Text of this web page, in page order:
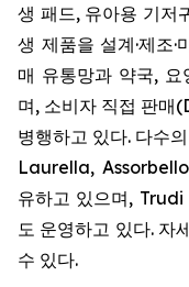
생 패드, 유아용 기저
생 제품을 설계·제조
매 유통망과 약국, 요
며, 소비자 직접 판매
병행하고 있다. 다수
Laurella,
유하고 있으며,
도 운영하고 있다. 자
수 있다.